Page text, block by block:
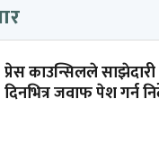
प्रेस काउन्सिलले
दिनभित्र जवाफ पेश गर्न